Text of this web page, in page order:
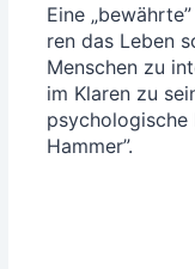
Eine
ren das Leben
Men­schen zu
im Kla­ren zu
psy­cho­lo­gi­sche
Hammer”.